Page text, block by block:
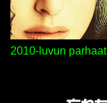
2010-luvun